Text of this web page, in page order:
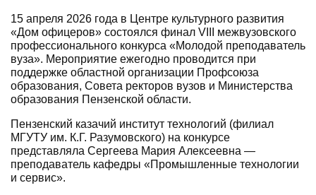
15 апреля 2026 года в Центре культурного развития
«Дом офицеров» состоялся финал VIII межвузовского
профессионального конкурса «Молодой преподаватель
вуза». Мероприятие ежегодно проводится при
поддержке областной организации Профсоюза
образования, Совета ректоров вузов и Министерства
образования Пензенской области.
Пензенский казачий институт технологий (филиал
МГУТУ им. К.Г. Разумовского) на конкурсе
представляла Сергеева Мария Алексеевна —
преподаватель кафедры «Промышленные технологии
и сервис».